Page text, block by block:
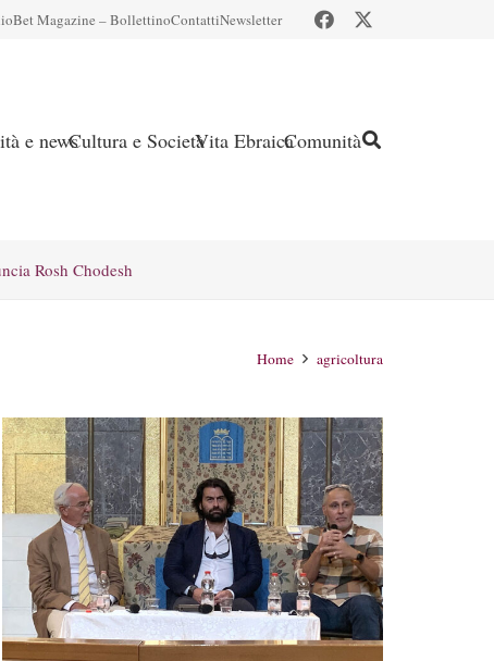
Bet Magazine – BollettinoContattiNewsletter
e newsCultura e SocietàVita EbraicaComunità
Rosh Chodesh
Home agricoltura